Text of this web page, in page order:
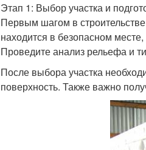
Этап 1: Выбор участка и
Первым шагом в
находится в безопасном
Проведите анализ рельефа и
После выбора участка
поверхность. Также важно